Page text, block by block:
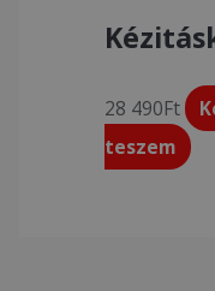
28 490Ft
teszem